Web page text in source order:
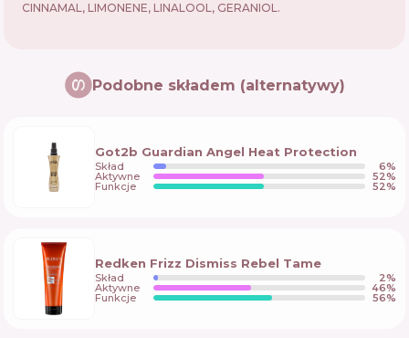
CINNAMAL, LIMONENE, LINALOOL, GERANIOL.
Podobne składem (alternatywy)
Got2b Guardian Angel Heat Protection
Skład 6%
Aktywne 52%
Funkcje 52%
Redken Frizz Dismiss Rebel Tame
Skład 2%
Aktywne 46%
Funkcje 56%